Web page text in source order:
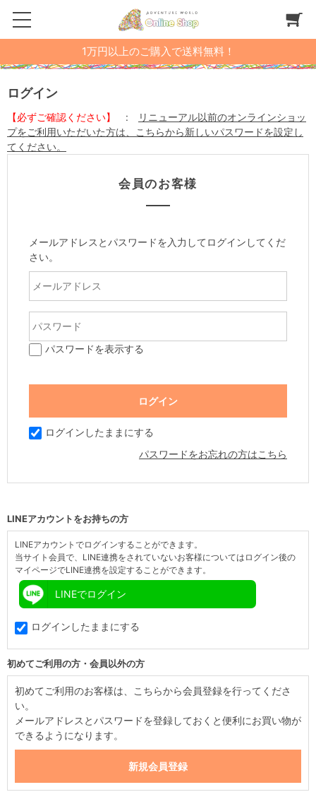
1万円以上のご購入で送料無料！
ログイン
【必ずご確認ください】 :
リニューアル以前のオンラインショッ
プをご利用いただいた方は、こちらから新しいパスワードを設定し
てください。
会員のお客様
メールアドレスとパスワードを入力してログインしてくだ
さい。
パスワードを表示する
ログインしたままにする
パスワードをお忘れの方はこちら
LINEアカウントをお持ちの方
LINEアカウントでログインすることができます。
当サイト会員で、LINE連携をされていないお客様についてはログイン後の
マイページでLINE連携を設定することができます。
LINEでログイン
ログインしたままにする
初めてご利用の方・会員以外の方
初めてご利用のお客様は、こちらから会員登録を行ってくださ
い。
メールアドレスとパスワードを登録しておくと便利にお買い物が
できるようになります。